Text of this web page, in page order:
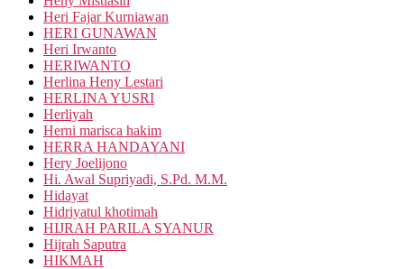
Heri Fajar Kurniawan
HERI GUNAWAN
Heri Irwanto
HERIWANTO
Herlina Heny Lestari
HERLINA YUSRI
Herliyah
Herni marisca hakim
HERRA HANDAYANI
Hery Joelijono
Hi. Awal Supriyadi, S.Pd. M.M.
Hidayat
Hidriyatul khotimah
HIJRAH PARILA SYANUR
Hijrah Saputra
HIKMAH